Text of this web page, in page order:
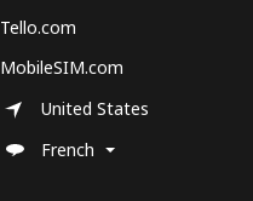
Tello.com
MobileSIM.com
United States
French